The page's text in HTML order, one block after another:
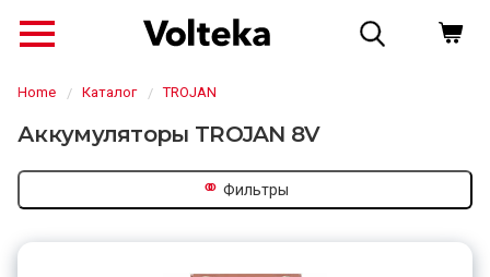
Home Каталог TROJAN
Аккумуляторы TROJAN 8V
⚭ Фильтры